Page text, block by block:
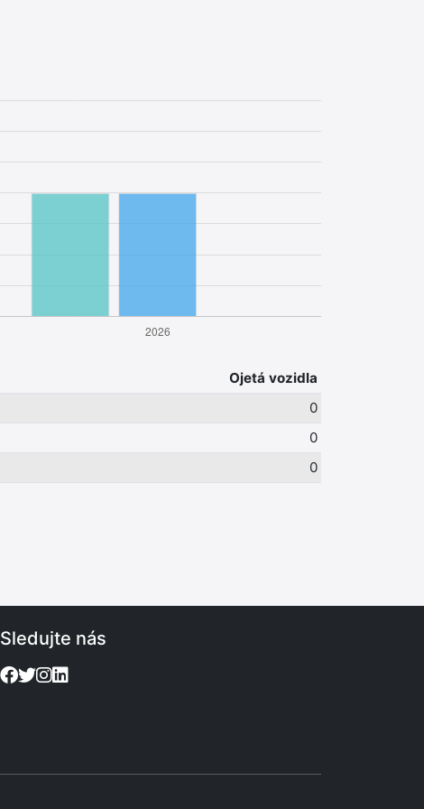
Ojetá vozidla
0
0
0
Sledujte nás